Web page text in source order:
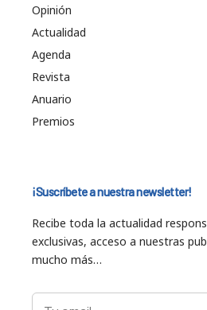
Opinión
Actualidad
Agenda
Revista
Anuario
Premios
¡Suscríbete a nuestra newsletter!
Recibe toda la actualidad
exclusivas, acceso a nuestras
mucho más…